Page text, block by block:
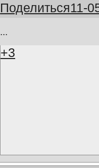
Поделиться11-
...
+3